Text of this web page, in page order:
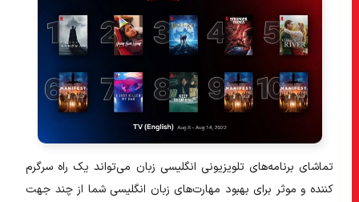
تماشای برنامه‌های تلویزیونی انگلیسی زبان می‌تواند یک راه سرگرم
کننده و موثر برای بهبود مهارت‌های زبان انگلیسی شما از چند جهت